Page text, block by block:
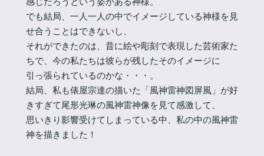
でも結局、一人一人の中でイメージしている神様を見
せ合うことはできないし、
それができたのは、昔に絵や彫刻で表現した芸術家た
ちで、今の私たちは彼らが残したそのイメージに
引っ張られているのかな・・・。
結局、私も俵屋宗達の描いた「風神雷神図屏風」が好
きすぎて尾形光琳の風神雷神像を見て感激して、
思いきり影響受けてしまっている中、私の中の風神雷
神を描きました！